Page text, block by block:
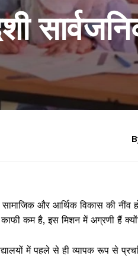
सामाजिक और आर्थिक विकास की नींव
कम है, इस मिशन में अग्रणी हैं
में पहले से ही व्यापक रूप से